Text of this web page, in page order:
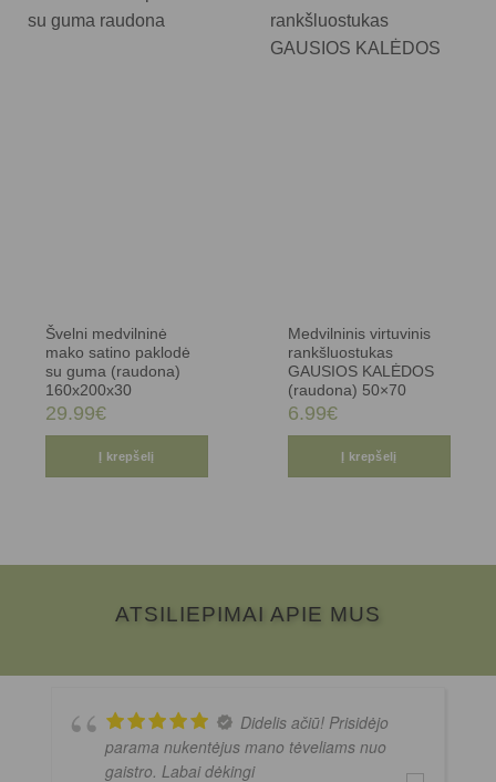
Švelni medvilninė
mako satino paklodė
su guma (raudona)
160x200x30
29.99€
Į krepšelį
Medvilninis virtuvinis
rankšluostukas
GAUSIOS KALĖDOS
(raudona) 50×70
6.99€
Į krepšelį
ATSILIEPIMAI APIE MUS
Didelis ačiū! Prisidėjo
parama nukentėjus mano tėveliams nuo
gaistro. Labai dėkingi